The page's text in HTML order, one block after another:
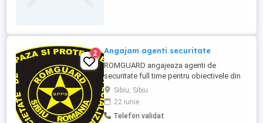
2 Angajam agenti securitate
ROMGUARD angajeaza agenti de
securitate full time pentru obiectivele din
judetul Sibiu. Cerinte : minim 8 clase
experienta anterioara atestat certificat
calificare ca si agent de securitate fara
antecedente penale Cv-urile se transmit pe
Sibiu, Sibiu
22 iunie
Telefon validat